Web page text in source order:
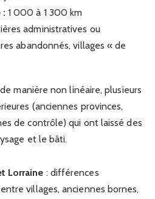
: 1 000 à 1 300 km
administratives ou
abandonnés, villages « de
manière non linéaire, plusieurs
(anciennes provinces,
de contrôle) qui ont laissé des
et le bâti.
Lorraine : différences
villages, anciennes bornes,